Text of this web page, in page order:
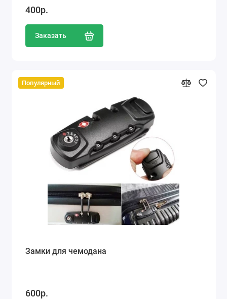
400р.
Заказать
Популярный
Замки для чемодана
600р.